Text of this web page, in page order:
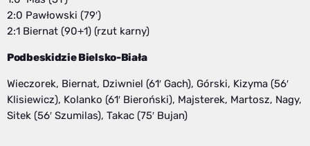
2:0 Pawłowski (79′)
2:1 Biernat (90+1) (rzut karny)
Podbeskidzie Bielsko-Biała
Wieczorek, Biernat, Dziwniel (61′ Gach), Górski, Kizyma (56′
Klisiewicz), Kolanko (61′ Bieroński), Majsterek, Martosz, Nagy,
Sitek (56′ Szumilas), Takac (75′ Bujan)